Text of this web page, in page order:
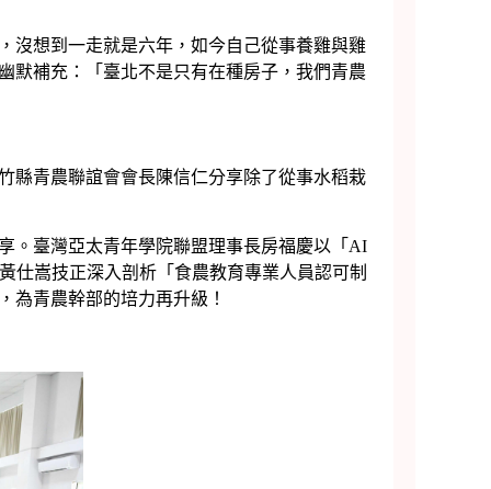
想到一走就是六年，如今自己從事養雞與雞
默補充：「臺北不是只有在種房子，我們青農
青農聯誼會會長陳信仁分享除了從事水稻栽
臺灣亞太青年學院聯盟理事長房福慶以「AI
仕嵩技正深入剖析「食農教育專業人員認可制
為青農幹部的培力再升級！